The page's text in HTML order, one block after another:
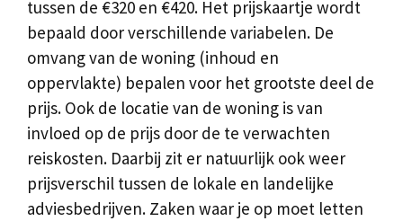
tussen de €320 en €420. Het prijskaartje wordt
bepaald door verschillende variabelen. De
omvang van de woning (inhoud en
oppervlakte) bepalen voor het grootste deel de
prijs. Ook de locatie van de woning is van
invloed op de prijs door de te verwachten
reiskosten. Daarbij zit er natuurlijk ook weer
prijsverschil tussen de lokale en landelijke
adviesbedrijven. Zaken waar je op moet letten